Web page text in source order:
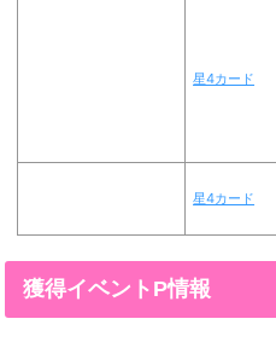
星4カード
星4カード
獲得イベントP情報